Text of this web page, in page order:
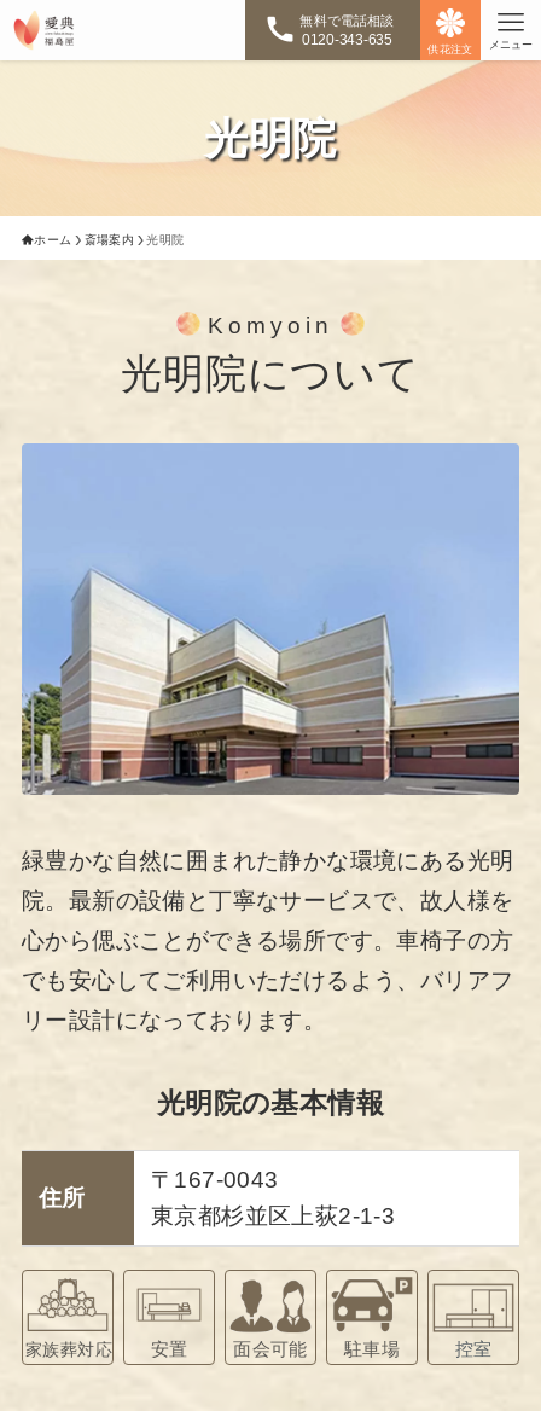
無料で電話相談
0120-343-635
供花注文 メニュー
光明院
ホーム 斎場案内 光明院
Komyoin
光明院について
緑豊かな自然に囲まれた静かな環境にある光明
院。最新の設備と丁寧なサービスで、故人様を
心から偲ぶことができる場所です。車椅子の方
でも安心してご利用いただけるよう、バリアフ
リー設計になっております。
光明院の基本情報
住所
〒167-0043
東京都杉並区上荻2-1-3
家族葬対応 安置 面会可能 駐車場 控室